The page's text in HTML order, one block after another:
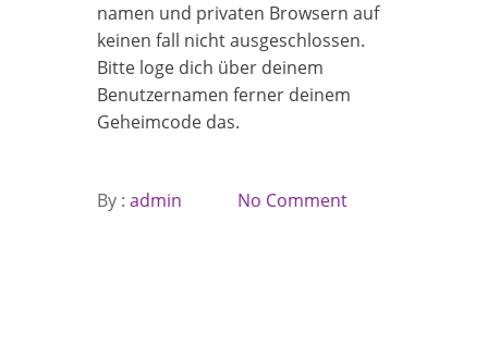
namen und privaten Browsern auf
keinen fall nicht ausgeschlossen.
Bitte loge dich über deinem
Benutzernamen ferner deinem
Geheimcode das.
By : admin No Comment